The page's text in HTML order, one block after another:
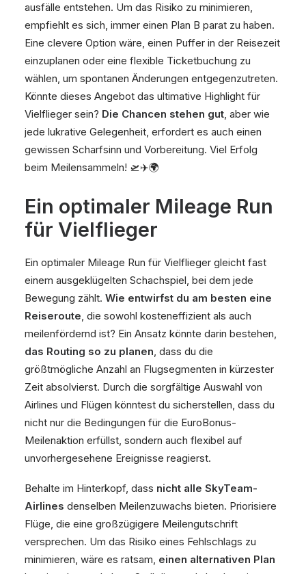
ausfälle entstehen. Um das Risiko zu minimieren,
empfiehlt es sich, immer einen Plan B parat zu haben.
Eine clevere Option wäre, einen Puffer in der Reisezeit
einzuplanen oder eine flexible Ticketbuchung zu
wählen, um spontanen Änderungen entgegenzutreten.
Könnte dieses Angebot das ultimative Highlight für
Vielflieger sein? Die Chancen stehen gut, aber wie
jede lukrative Gelegenheit, erfordert es auch einen
gewissen Scharfsinn und Vorbereitung. Viel Erfolg
beim Meilensammeln! 🛫✈️🌍
Ein optimaler Mileage Run
für Vielflieger
Ein optimaler Mileage Run für Vielflieger gleicht fast
einem ausgeklügelten Schachspiel, bei dem jede
Bewegung zählt. Wie entwirfst du am besten eine
Reiseroute, die sowohl kosteneffizient als auch
meilenfördernd ist? Ein Ansatz könnte darin bestehen,
das Routing so zu planen, dass du die
größtmögliche Anzahl an Flugsegmenten in kürzester
Zeit absolvierst. Durch die sorgfältige Auswahl von
Airlines und Flügen könntest du sicherstellen, dass du
nicht nur die Bedingungen für die EuroBonus-
Meilenaktion erfüllst, sondern auch flexibel auf
unvorhergesehene Ereignisse reagierst.
Behalte im Hinterkopf, dass nicht alle SkyTeam-
Airlines denselben Meilenzuwachs bieten. Priorisiere
Flüge, die eine großzügigere Meilengutschrift
versprechen. Um das Risiko eines Fehlschlags zu
minimieren, wäre es ratsam, einen alternativen Plan